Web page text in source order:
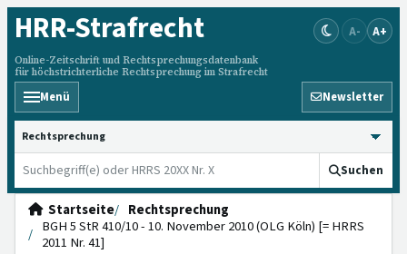
HRR-Strafrecht
Online-Zeitschrift und Rechtsprechungsdatenbank
für höchstrichterliche Rechtsprechung im Strafrecht
A- A+
Menü Newsletter
HRRS durchsuchen
Suchen
Startseite
Rechtsprechung
BGH 5 StR 410/10 - 10. November 2010 (OLG Köln) [= HRRS
2011 Nr. 41]